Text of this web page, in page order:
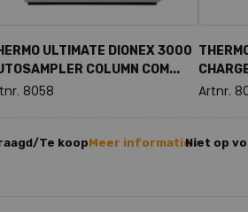
ULTIMATE DIONEX 3000
COLUMN COM...
8058
Te koopMeer informatie >
Artnr.
Niet op